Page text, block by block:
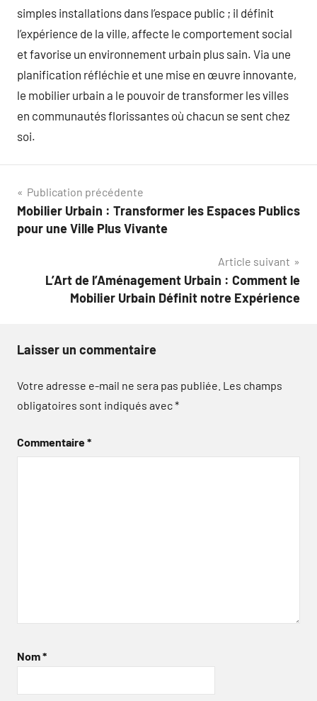
simples installations dans l’espace public ; il définit
l’expérience de la ville, affecte le comportement social
et favorise un environnement urbain plus sain. Via une
planification réfléchie et une mise en œuvre innovante,
le mobilier urbain a le pouvoir de transformer les villes
en communautés florissantes où chacun se sent chez
soi.
Navigation
de
Publication précédente
Mobilier Urbain : Transformer les Espaces Publics
pour une Ville Plus Vivante
Article suivant
L’Art de l’Aménagement Urbain : Comment le
Mobilier Urbain Définit notre Expérience
Laisser un commentaire
Votre adresse e-mail ne sera pas publiée. Les champs
obligatoires sont indiqués avec*
Commentaire*
Nom*